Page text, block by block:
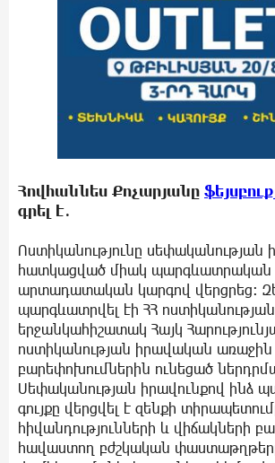
Հովհաննես Քոչարյանը
գրել է․
Ոստիկանությունը սեփականության
հատկացված միակ պարգևատրական
արտադատական կարգով վերցրեց։
պարգևատրվել էի ՀՀ
երջանկահիշատակ Հայկ
ոստիկանության իրավական առաջին
բարեփոխումներին ունեցած
Սեփականության իրավունքով ինձ
գույքը վերցվել է զենքի
հիվանդությունների և վիճակների
հավաստող բժշկական